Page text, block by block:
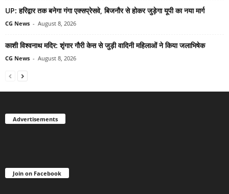
UP: हरिद्वार तक बनेगा गंगा एक्सप्रेसवे, बिजनौर से होकर जुड़ेगा यूपी का नया मार्ग
CG News - August 8, 2026
काशी विश्वनाथ मदिर: शृंगार गौरी केस से जुड़ी वादिनी महिलाओं ने किया जलाभिषेक
CG News - August 8, 2026
Advertisements
Join on Facebook